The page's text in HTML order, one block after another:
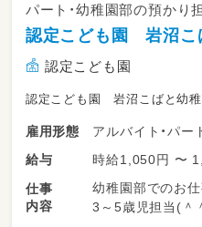
パート・幼稚園部の預か
認定こども園 岩沼こ
認定こども園
認定こども園 岩沼こばと幼稚
雇用形態
アルバイト・パー
給与
時給1,050円 〜
仕事
内容
幼稚園部でのお
3～5歳児担当(＾